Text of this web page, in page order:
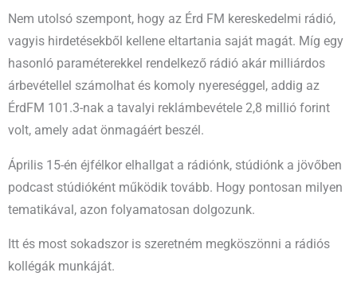
Nem utolsó szempont, hogy az Érd FM kereskedelmi rádió,
vagyis hirdetésekből kellene eltartania saját magát. Míg egy
hasonló paraméterekkel rendelkező rádió akár milliárdos
árbevétellel számolhat és komoly nyereséggel, addig az
ÉrdFM 101.3-nak a tavalyi reklámbevétele 2,8 millió forint
volt, amely adat önmagáért beszél.
Április 15-én éjfélkor elhallgat a rádiónk, stúdiónk a jövőben
podcast stúdióként működik tovább. Hogy pontosan milyen
tematikával, azon folyamatosan dolgozunk.
Itt és most sokadszor is szeretném megköszönni a rádiós
kollégák munkáját.